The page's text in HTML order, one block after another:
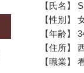
【氏名】
【性別】
【年齢】
【住所】
【職業】